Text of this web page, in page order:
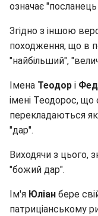
означає "посланець
Згідно з іншою
походження, що в
"найбільший",
Імена Теодор і
імені Теодорос, що
перекладаються
"дар".
Виходячи з цього,
"божий дар".
Ім'я Юліан бере
патриціанському